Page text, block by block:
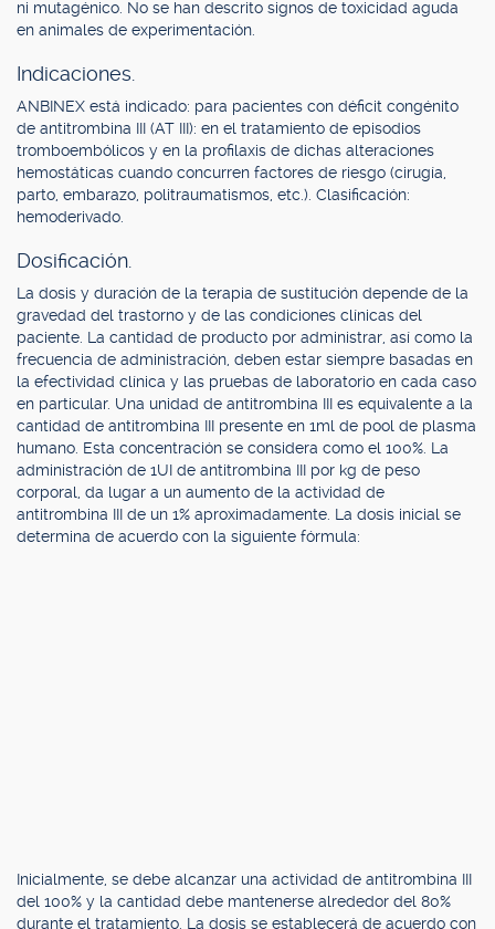
ni mutagénico. No se han descrito signos de toxicidad aguda
en animales de experimentación.
Indicaciones.
ANBINEX está indicado: para pacientes con déficit congénito
de antitrombina III (AT III): en el tratamiento de episodios
tromboembólicos y en la profilaxis de dichas alteraciones
hemostáticas cuando concurren factores de riesgo (cirugía,
parto, embarazo, politraumatismos, etc.). Clasificación:
hemoderivado.
Dosificación.
La dosis y duración de la terapia de sustitución depende de la
gravedad del trastorno y de las condiciones clínicas del
paciente. La cantidad de producto por administrar, así como la
frecuencia de administración, deben estar siempre basadas en
la efectividad clínica y las pruebas de laboratorio en cada caso
en particular. Una unidad de antitrombina III es equivalente a la
cantidad de antitrombina III presente en 1ml de pool de plasma
humano. Esta concentración se considera como el 100%. La
administración de 1UI de antitrombina III por kg de peso
corporal, da lugar a un aumento de la actividad de
antitrombina III de un 1% aproximadamente. La dosis inicial se
determina de acuerdo con la siguiente fórmula:
Inicialmente, se debe alcanzar una actividad de antitrombina III
del 100% y la cantidad debe mantenerse alrededor del 80%
durante el tratamiento. La dosis se establecerá de acuerdo con